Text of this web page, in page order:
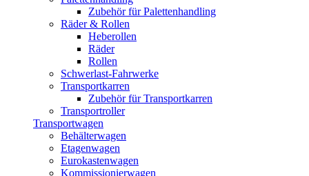
Zubehör für Palettenhandling
Räder & Rollen
Heberollen
Räder
Rollen
Schwerlast-Fahrwerke
Transportkarren
Zubehör für Transportkarren
Transportroller
Transportwagen
Behälterwagen
Etagenwagen
Eurokastenwagen
Kommissionierwagen